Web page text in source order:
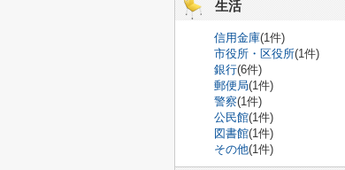
生活
信用金庫(1件)
市役所・区役所(1件)
銀行(6件)
郵便局(1件)
警察(1件)
公民館(1件)
図書館(1件)
その他(1件)